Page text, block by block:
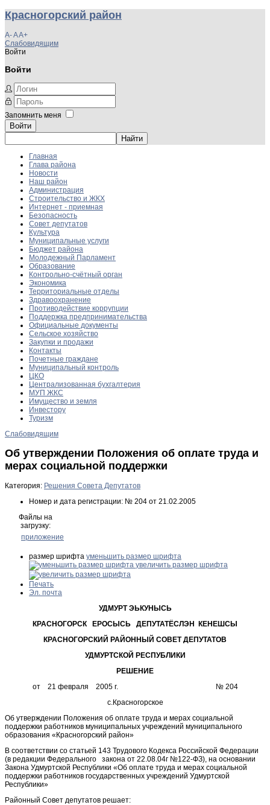
Красногорский район
A-AA+
Слабовидящим
Войти
Войти
Запомнить меня
Войти
Главная
Глава района
Новости
Наш район
Администрация
Строительство и ЖКХ
Интернет - приемная
Безопасность
Совет депутатов
Культура
Муниципальные услуги
Бюджет района
Молодежный Парламент
Образование
Контрольно-счётный орган
Экономика
Территориальные отделы
Здравоохранение
Противодействие коррупции
Поддержка предпринимательства
Официальные документы
Сельское хозяйство
Закупки и продажи
Контакты
Почетные граждане
Муниципальный контроль
ЦКО
Централизованная бухгалтерия
МУП ЖКС
Имущество и земля
Инвестору
Туризм
Слабовидящим
Об утверждении Положения об оплате труда и
мерах социальной поддержки
Категория: Решения Совета Депутатов
Номер и дата регистрации: № 204 от 21.02.2005
Файлы на
загрузку:
приложение
размер шрифта уменьшить размер шрифта
увеличить размер шрифта
Печать
Эл. почта
УДМУРТ ЭЬКУНЫСЬ
КРАСНОГОРСК ЕРОСЫСЬ ДЕПУТАТЁСЛЭН КЕНЕШСЫ
КРАСНОГОРСКИЙ РАЙОННЫЙ СОВЕТ ДЕПУТАТОВ
УДМУРТСКОЙ РЕСПУБЛИКИ
РЕШЕНИЕ
от 21 февраля 2005 г. № 204
с.Красногорское
Об утверждении Положения об оплате труда и мерах социальной
поддержки работников муниципальных учреждений муниципального
образования «Красногорский район»
В соответствии со статьей 143 Трудового Кодекса Российской Федерации
(в редакции Федерального закона от 22.08.04г №122-ФЗ), на основании
Закона Удмуртской Республики «Об оплате труда и мерах социальной
поддержки работников государственных учреждений Удмуртской
Республики»
Районный Совет депутатов решает: